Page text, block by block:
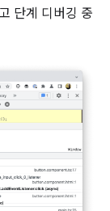
단계 디버깅 중